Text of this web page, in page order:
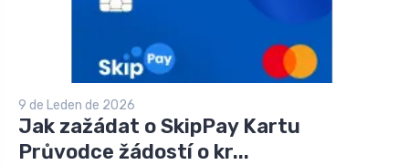
9 de Leden de 2026
Jak zažádat o SkipPay Kartu
Průvodce žádostí o kr...